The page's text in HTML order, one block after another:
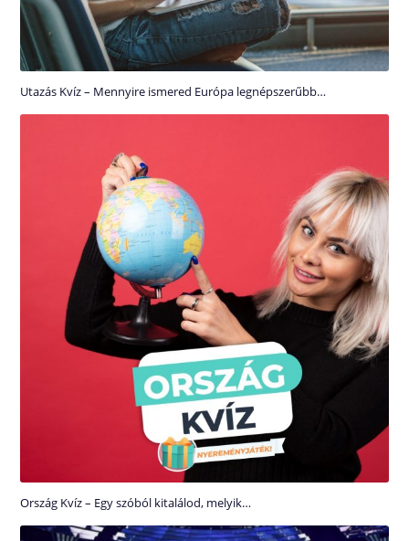
Utazás Kvíz – Mennyire ismered Európa legnépszerűbb…
Ország Kvíz – Egy szóból kitalálod, melyik…